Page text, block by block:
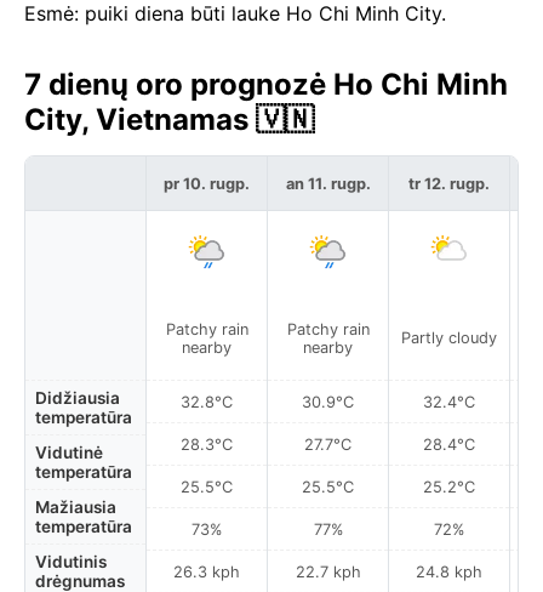
Esmė: puiki diena būti lauke Ho Chi Minh City.
7 dienų oro prognozė Ho Chi Minh
City, Vietnamas 🇻🇳
Didžiausia
temperatūra
Vidutinė
temperatūra
Mažiausia
temperatūra
Vidutinis
drėgnumas
pr 10. rugp.
Patchy rain
nearby
32.8°C
28.3°C
25.5°C
73%
26.3 kph
an 11. rugp.
Patchy rain
nearby
30.9°C
27.7°C
25.5°C
77%
22.7 kph
tr 12. rugp.
Partly cloudy
32.4°C
28.4°C
25.2°C
72%
24.8 kph